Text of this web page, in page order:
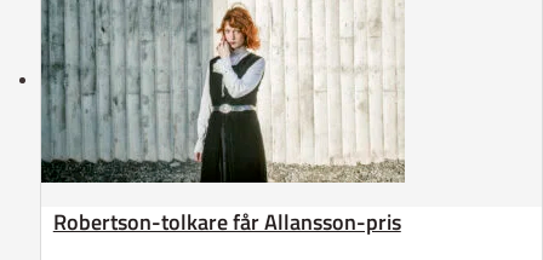
Robertson-tolkare får Allansson-pris